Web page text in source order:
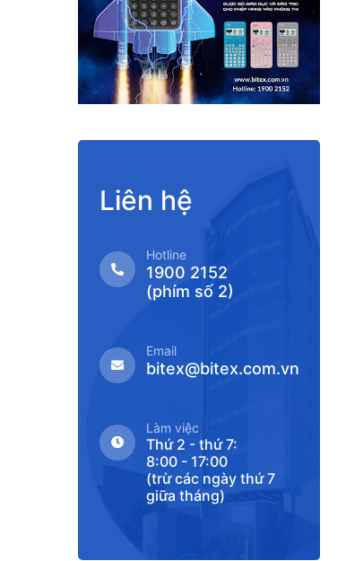
Liên hệ
Hotline
1900 2152
(phím số 2)
Email
bitex@bitex.com.vn
Làm việc
Thứ 2 - thứ 7:
8:00 - 17:00
(trừ các ngày thứ 7
giữa tháng)